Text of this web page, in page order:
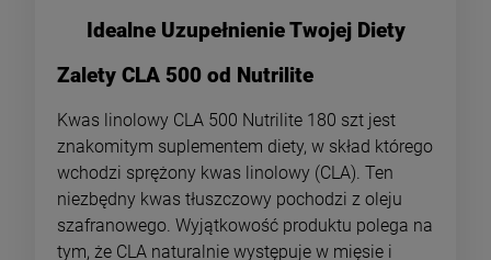
Idealne Uzupełnienie Twojej Diety
Zalety CLA 500 od Nutrilite
Kwas linolowy CLA 500 Nutrilite 180 szt jest
znakomitym suplementem diety, w skład którego
wchodzi sprężony kwas linolowy (CLA). Ten
niezbędny kwas tłuszczowy pochodzi z oleju
szafranowego. Wyjątkowość produktu polega na
tym, że CLA naturalnie występuje w mięsie i